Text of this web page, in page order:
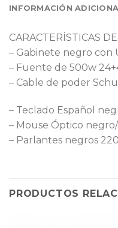
INFORMACIÓN
CARACTERÍSTICAS
– Gabinete negro con
– Fuente de 500w
– Cable de poder
– Teclado Español
– Mouse Óptico
– Parlantes negros
PRODUCTOS